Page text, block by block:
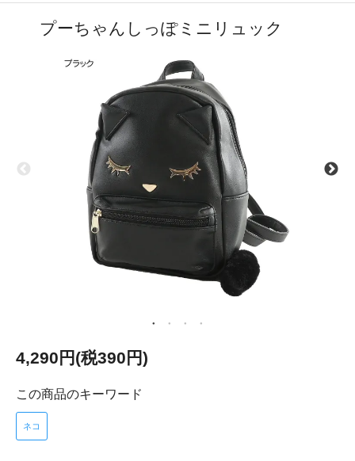
プーちゃんしっぽミニリュック
4,290円(税390円)
この商品のキーワード
ネコ